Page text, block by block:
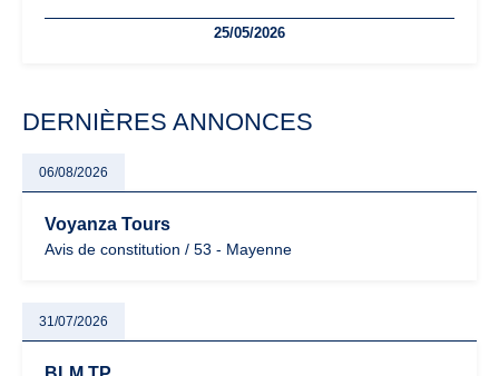
facturation ou risque de bascule vers la TVA : les règles
25/05/2026
DERNIÈRES ANNONCES
06/08/2026
Voyanza Tours
Avis de constitution / 53 - Mayenne
31/07/2026